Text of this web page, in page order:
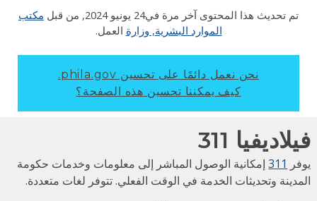
تم تحديث هذا المحتوى آخر مرة في 24 يونيو 2024 , من قبلمكتب
الموارد البشرية, وزارة العمل.
نحن نعمل دائمًا على تحسين phila.gov.
كيف يمكننا تحسين هذه الصفحة؟
311
311إمكانية الوصول المباشر إلى معلومات وخدمات حكومة
وتحديثات الخدمة في الوقت الفعلي. تتوفر لغات متعددة.